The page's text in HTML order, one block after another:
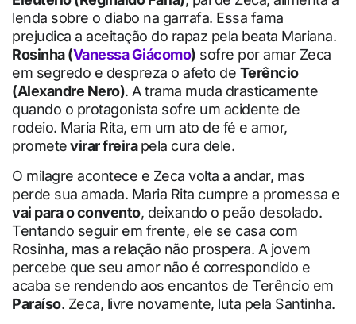
lenda sobre o diabo na garrafa. Essa fama
prejudica a aceitação do rapaz pela beata Mariana.
Rosinha (Vanessa Giácomo) sofre por amar Zeca
em segredo e despreza o afeto de Terêncio
(Alexandre Nero). A trama muda drasticamente
quando o protagonista sofre um acidente de
rodeio. Maria Rita, em um ato de fé e amor,
prometevirar freirapela cura dele.
O milagre acontece e Zeca volta a andar, mas
perde sua amada. Maria Rita cumpre a promessa e
vai para o convento, deixando o peão desolado.
Tentando seguir em frente, ele se casa com
Rosinha, mas a relação não prospera. A jovem
percebe que seu amor não é correspondido e
acaba se rendendo aos encantos de Terêncio em
Paraíso. Zeca, livre novamente, luta pela Santinha.